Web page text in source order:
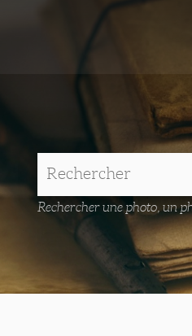
Rechercher une photo, un